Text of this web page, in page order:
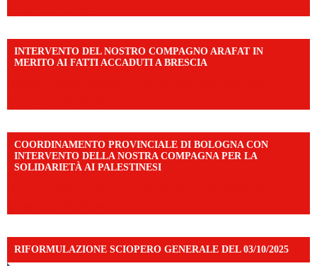
INTERVENTO DEL NOSTRO COMPAGNO ARAFAT IN
MERITO AI FATTI ACCADUTI A BRESCIA
COORDINAMENTO PROVINCIALE DI BOLOGNA CON
INTERVENTO DELLA NOSTRA COMPAGNA PER LA
SOLIDARIETÀ AI PALESTINESI
RIFORMULAZIONE SCIOPERO GENERALE DEL 03/10/2025